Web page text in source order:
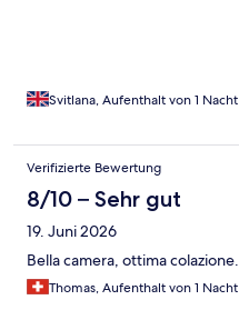
Svitlana, Aufenthalt von 1 Nacht
Verifizierte Bewertung
8/10 – Sehr gut
19. Juni 2026
Bella camera, ottima colazione.
Thomas, Aufenthalt von 1 Nacht